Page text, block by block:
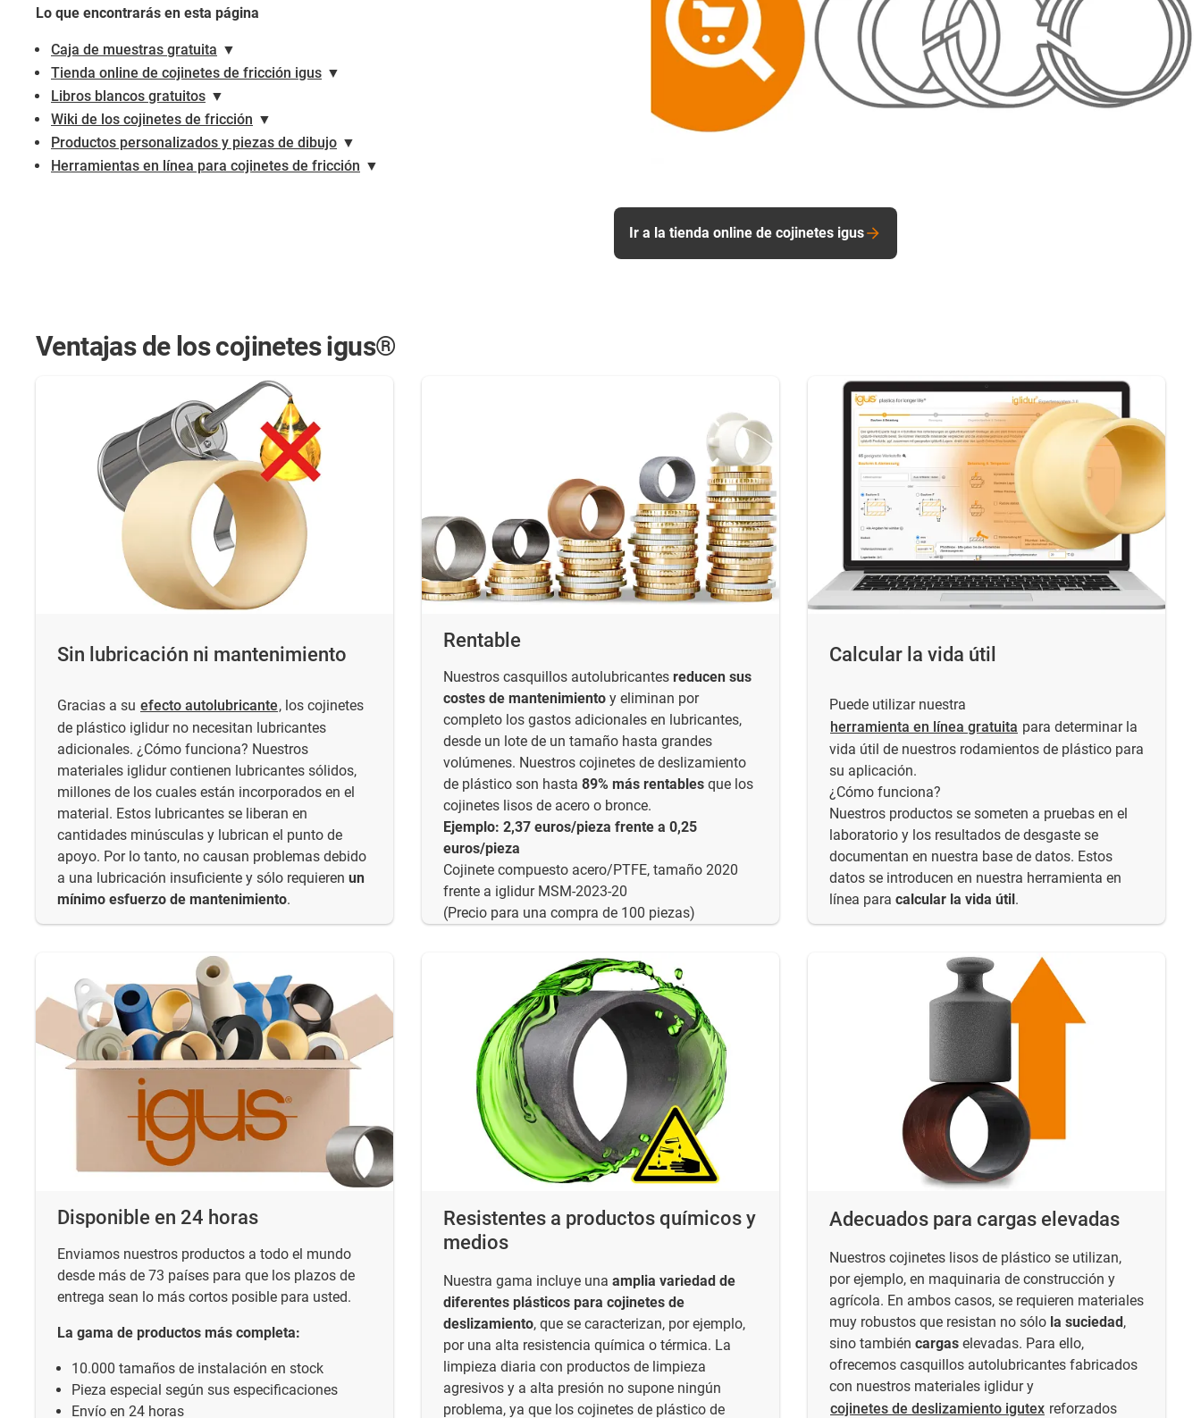
Lo que encontrarás en esta página
Caja de muestras gratuita ▼
Tienda online de cojinetes de fricción igus ▼
Libros blancos gratuitos ▼
Wiki de los cojinetes de fricción ▼
Productos personalizados y piezas de dibujo ▼
Herramientas en línea para cojinetes de fricción ▼
Ir a la tienda online de cojinetes igus
Ventajas de los cojinetes igus®
Sin lubricación ni mantenimiento
Gracias a su efecto autolubricante, los cojinetes
de plástico iglidur no necesitan lubricantes
adicionales. ¿Cómo funciona? Nuestros
materiales iglidur contienen lubricantes sólidos,
millones de los cuales están incorporados en el
material. Estos lubricantes se liberan en
cantidades minúsculas y lubrican el punto de
apoyo. Por lo tanto, no causan problemas debido
a una lubricación insuficiente y sólo requieren un
mínimo esfuerzo de mantenimiento.
Rentable
Nuestros casquillos autolubricantes reducen sus
costes de mantenimiento y eliminan por
completo los gastos adicionales en lubricantes,
desde un lote de un tamaño hasta grandes
volúmenes. Nuestros cojinetes de deslizamiento
de plástico son hasta 89% más rentables que los
cojinetes lisos de acero o bronce.
Ejemplo: 2,37 euros/pieza frente a 0,25
euros/pieza
Cojinete compuesto acero/PTFE, tamaño 2020
frente a iglidur MSM-2023-20
(Precio para una compra de 100 piezas)
Calcular la vida útil
Puede utilizar nuestra
herramienta en línea gratuita para determinar la
vida útil de nuestros rodamientos de plástico para
su aplicación.
¿Cómo funciona?
Nuestros productos se someten a pruebas en el
laboratorio y los resultados de desgaste se
documentan en nuestra base de datos. Estos
datos se introducen en nuestra herramienta en
línea para calcular la vida útil.
Disponible en 24 horas
Enviamos nuestros productos a todo el mundo
desde más de 73 países para que los plazos de
entrega sean lo más cortos posible para usted.
La gama de productos más completa:
10.000 tamaños de instalación en stock
Pieza especial según sus especificaciones
Envío en 24 horas
Resistentes a productos químicos y
medios
Nuestra gama incluye una amplia variedad de
diferentes plásticos para cojinetes de
deslizamiento, que se caracterizan, por ejemplo,
por una alta resistencia química o térmica. La
limpieza diaria con productos de limpieza
agresivos y a alta presión no supone ningún
problema, ya que los cojinetes de plástico de
Adecuados para cargas elevadas
Nuestros cojinetes lisos de plástico se utilizan,
por ejemplo, en maquinaria de construcción y
agrícola. En ambos casos, se requieren materiales
muy robustos que resistan no sólo la suciedad,
sino también cargas elevadas. Para ello,
ofrecemos casquillos autolubricantes fabricados
con nuestros materiales iglidur y
cojinetes de deslizamiento igutex reforzados